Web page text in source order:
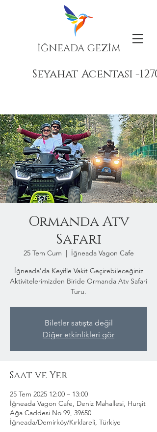
İĞNEADA GEZİM
Seyahat Acentası -
Ormanda Atv
Safari
25 Tem Cum
  |
İğneada Vagon Cafe
İğneada'da Keyifle Vakit Geçirebileceğiniz
Aktivitelerimizden Biride Ormanda Atv Safari
Turu.
Biletler satışta değil
Diğer etkinlikleri gör
Saat ve Yer
25 Tem 2025 12:00 – 13:00
İğneada Vagon Cafe, Deniz Mahallesi, Hurşit
Ağa Caddesi No 99, 39650
İğneada/Demirköy/Kırklareli, Türkiye